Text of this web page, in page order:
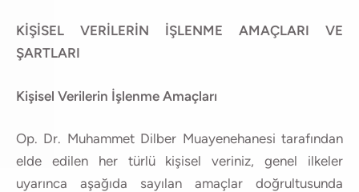
KİŞİSEL VERİLERİN İŞLENME AMAÇLARI VE
ŞARTLARI
Kişisel Verilerin İşlenme Amaçları
Op. Dr. Muhammet Dilber Muayenehanesi tarafından
elde edilen her türlü kişisel veriniz, genel ilkeler
uyarınca aşağıda sayılan amaçlar doğrultusunda